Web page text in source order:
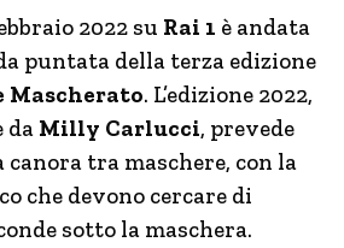
2022 su Rai 1 è andata
puntata della terza edizione
Mascherato. L’edizione 2022,
da Milly Carlucci, prevede
canora tra maschere, con la
che devono cercare di
sotto la maschera.